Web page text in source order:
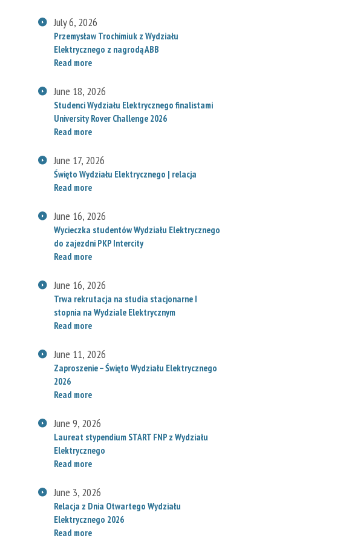
July 6, 2026
Przemysław Trochimiuk z Wydziału
Elektrycznego z nagrodą ABB
Read more
June 18, 2026
Studenci Wydziału Elektrycznego finalistami
University Rover Challenge 2026
Read more
June 17, 2026
Święto Wydziału Elektrycznego | relacja
Read more
June 16, 2026
Wycieczka studentów Wydziału Elektrycznego
do zajezdni PKP Intercity
Read more
June 16, 2026
Trwa rekrutacja na studia stacjonarne I
stopnia na Wydziale Elektrycznym
Read more
June 11, 2026
Zaproszenie – Święto Wydziału Elektrycznego
2026
Read more
June 9, 2026
Laureat stypendium START FNP z Wydziału
Elektrycznego
Read more
June 3, 2026
Relacja z Dnia Otwartego Wydziału
Elektrycznego 2026
Read more